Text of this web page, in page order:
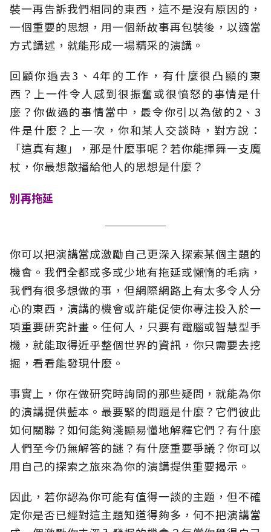
裝一再告訴我們相同的東西，這不是沒有原因的，
一個重要的思想，用一個新故事再包裝後，以適當
方式講述，就能形成一場精采的演講。
回顧你過去3、4年的工作，有什麼很凸顯的東
西？上一件令人感到很振奮或很憤怒的事情是什
麼？你做過的事情當中，最令你引以為傲的2、3
件是什麼？上一次，你和某人交談時，對方說：
「這真有趣」，那是什麼事呢？若你能揮舞一支魔
杖，你最想散播給他人的思想是什麼？
別再拖延
你可以把演講當成激勵自己更深入探索某個主題的
機會。我們全都或多或少地有拖延或懶惰的毛病，
我們有很多想做的事，但網際網路上有太多令人分
心的東西，演講的機會或許能促使你專注投入於一
項重要研究計畫。任何人，只要有電腦或智慧型手
機，就能取得近乎整個世界的資訊，你只需要去挖
掘，看看能發現什麼。
事實上，你在做研究時詢問的那些疑問，就能為你
的演講提供藍本。最要緊的問題是什麼？它們彼此
如何關聯？如何能夠淺顯易懂地解釋它們？有什麼
人們至今仍無解答的謎？有什麼重要爭議？你可以
用自己的探索之旅來為你的演講提供重要揭示。
因此，若你認為你可能有值得一談的主題，但不確
定你是否已經對這主題知道得夠多，何不把演講當